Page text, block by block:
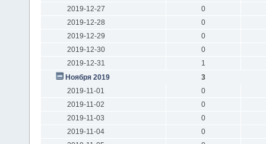
2019-12-27
0
2019-12-28
0
2019-12-29
0
2019-12-30
0
2019-12-31
1
Ноября 2019
3
2019-11-01
0
2019-11-02
0
2019-11-03
0
2019-11-04
0